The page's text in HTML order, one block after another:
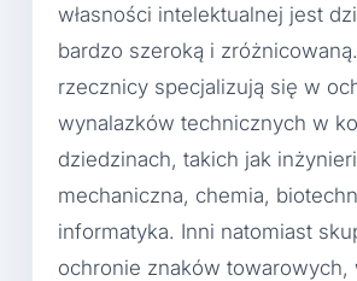
własności intelektualnej jest
bardzo szeroką i
rzecznicy specjalizują się w
wynalazków technicznych w
dziedzinach, takich jak
mechaniczna, chemia,
informatyka. Inni natomiast
ochronie znaków towarowych,